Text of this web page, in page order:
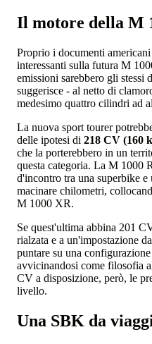
Il motore della M
Proprio i documenti
interessanti sulla futura M
emissioni sarebbero gli
suggerisce - al netto di
medesimo quattro cilindri ad
La nuova sport tourer
delle ipotesi di 218 CV (160
che la porterebbero in un
questa categoria. La M 1000
d'incontro tra una superbike e
macinare chilometri,
M 1000 XR.
Se quest'ultima abbina 201
rialzata e a un'impostazione
puntare su una
avvicinandosi come filosofia
CV a disposizione, però, le
livello.
Una SBK da